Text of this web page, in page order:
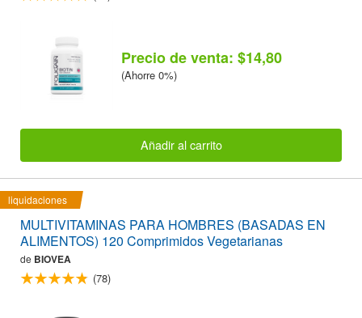
Precio de venta: $14,80
(Ahorre 0%)
Añadir al carrito
liquidaciones
MULTIVITAMINAS PARA HOMBRES (BASADAS EN
ALIMENTOS) 120 Comprimidos Vegetarianas
de BIOVEA
(78)